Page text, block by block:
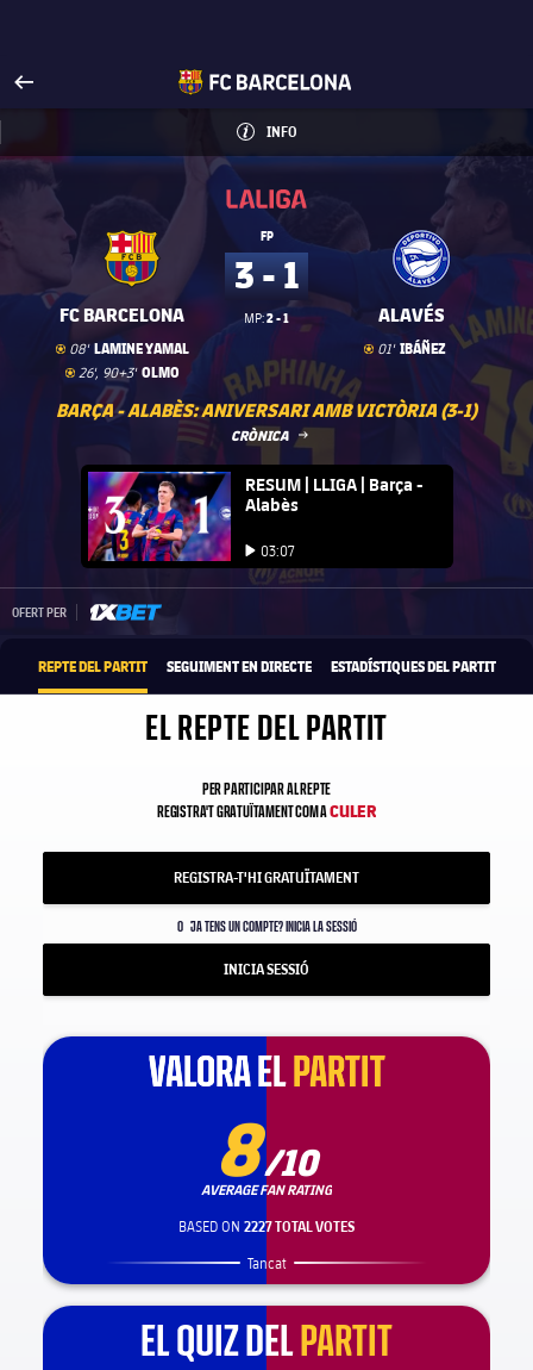
Visita FCBarcelona.cat
arrow-right
fcbarcelona-with-name
INFO
INFORMACIÓ
INFO
La Liga
FC BARCELONA
Golgoal
08' LAMINE YAMAL
Golgoal
26', 90+3' OLMO
FP
3 - 1
MP:2 - 1 ALAVÉS
Golgoal
01' IBÁÑEZ
BARÇA - ALABÈS: ANIVERSARI AMB VICTÒRIA (3-1)
CRÒNICA LABEL.ARIA.ARROWRIGHT
FC Barcelona club badge
Iniciar video
RESUM | LLIGA | Barça -
Alabès
Iniciar video
03:07
OFERT PER
REPTE DEL PARTIT SEGUIMENT EN DIRECTE ESTADÍSTIQUES DEL PARTIT
EL REPTE DEL PARTIT
PER PARTICIPAR AL REPTE
REGISTRA'T GRATUÏTAMENT COM ACULER
REGISTRA-T'HI GRATUÏTAMENT
O JA TENS UN COMPTE? INICIA LA SESSIÓ
INICIA SESSIÓ
VALORA EL PARTIT
VALORA EL PARTIT
8/10
AVERAGE FAN RATING
BASED ON 2227 TOTAL VOTES
Tancat
EL QUIZ DEL PARTIT